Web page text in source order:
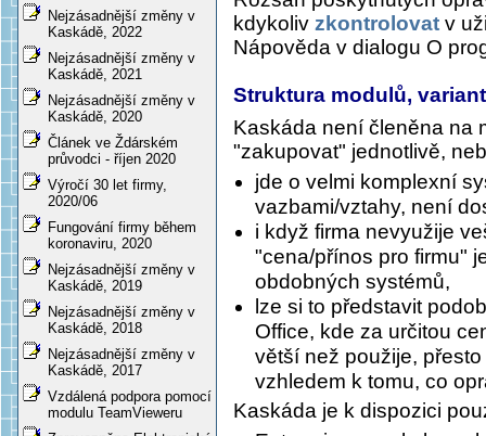
Nejzásadnější změny v
Kaskádě, 2022
Nejzásadnější změny v
Kaskádě, 2021
Nejzásadnější změny v
Kaskádě, 2020
Článek ve Ždárském
průvodci - říjen 2020
Výročí 30 let firmy,
2020/06
Fungování firmy během
koronaviru, 2020
Nejzásadnější změny v
Kaskádě, 2019
Nejzásadnější změny v
Kaskádě, 2018
Nejzásadnější změny v
Kaskádě, 2017
Vzdálená podpora pomocí
modulu TeamVieweru
kdykoliv zkontrolovat v
Nápověda v dialogu O
Struktura modulů,
Kaskáda není členěna na
"zakupovat" jednotlivě,
jde o velmi komplexní
vazbami/vztahy, není
i když firma nevyužije
"cena/přínos pro firmu"
obdobných systémů,
lze si to představit
Office, kde za určitou
větší než použije,
vzhledem k tomu, co
Kaskáda je k dispozici